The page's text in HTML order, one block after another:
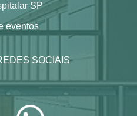
SP
eventos
SOCIAIS